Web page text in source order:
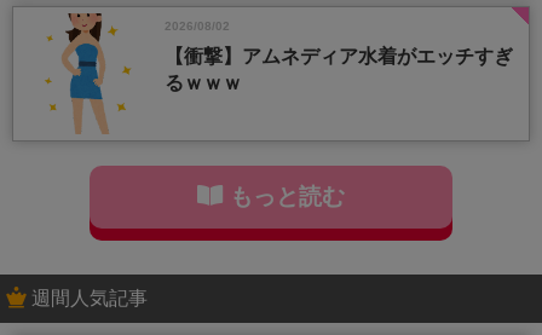
2026/08/02
【衝撃】アムネディア水着がエッチすぎ
るｗｗｗ
もっと読む
週間人気記事